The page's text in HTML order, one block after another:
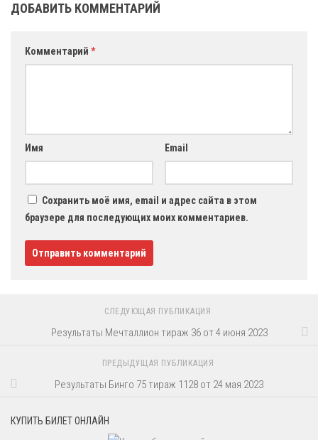
ДОБАВИТЬ КОММЕНТАРИЙ
Комментарий *
Имя Email
Сохранить моё имя, email и адрес сайта в этом
браузере для последующих моих комментариев.
СЛЕДУЮЩАЯ ПУБЛИКАЦИЯ
Результаты Мечталлион тираж 36 от 4 июня 2023
ПРЕДЫДУЩАЯ ПУБЛИКАЦИЯ
Результаты Бинго 75 тираж 1128 от 24 мая 2023
КУПИТЬ БИЛЕТ ОНЛАЙН